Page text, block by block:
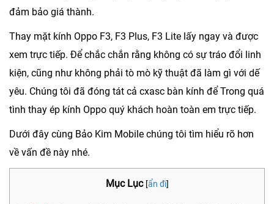
đảm bảo giá thành.
Thay mặt kính Oppo F3, F3 Plus, F3 Lite lấy ngay và được
xem trực tiếp. Để chắc chắn rằng không có sự tráo đổi linh
kiện, cũng như không phải tò mò kỹ thuật đã làm gì với dế
yêu. Chúng tôi đã đóng tát cả cxasc bàn kính để Trong quá
tình thay ép kính Oppo quý khách hoàn toàn em trực tiếp.
Dưới đây cùng Bảo Kim Mobile chúng tôi tìm hiểu rõ hơn
về vấn đề này nhé.
Mục Lục [ẩn đi]